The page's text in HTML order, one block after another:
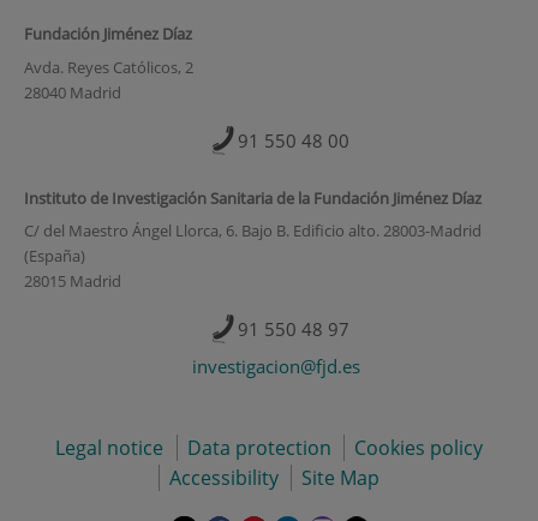
Fundación Jiménez Díaz
Avda. Reyes Católicos, 2
28040 Madrid
91 550 48 00
Instituto de Investigación Sanitaria de la Fundación Jiménez Díaz
C/ del Maestro Ángel Llorca, 6. Bajo B. Edificio alto. 28003-Madrid
(España)
28015 Madrid
91 550 48 97
investigacion@fjd.es
Legal notice Data protection
Cookies policy
Accessibility
Site Map